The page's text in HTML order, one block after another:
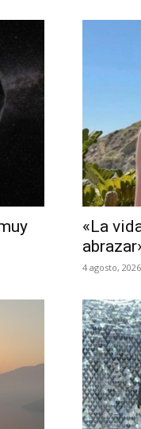
«La
4 agosto, 2026